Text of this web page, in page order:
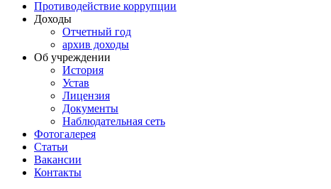
Противодействие коррупции
Доходы
Отчетный год
архив доходы
Об учреждении
История
Устав
Лицензия
Документы
Наблюдательная сеть
Фотогалерея
Статьи
Вакансии
Контакты